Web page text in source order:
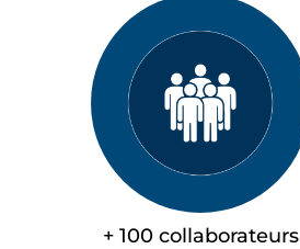
+ 100 collaborateurs